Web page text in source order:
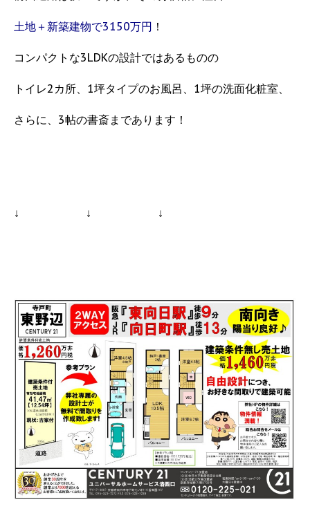
土地＋新築建物で3150万円 ！
コンパクトな3LDKの設計ではあるものの
トイレ2カ所、1坪タイプのお風呂、1坪の洗面化粧室、
さらに、3帖の書斎まであります！
↓ ↓ ↓